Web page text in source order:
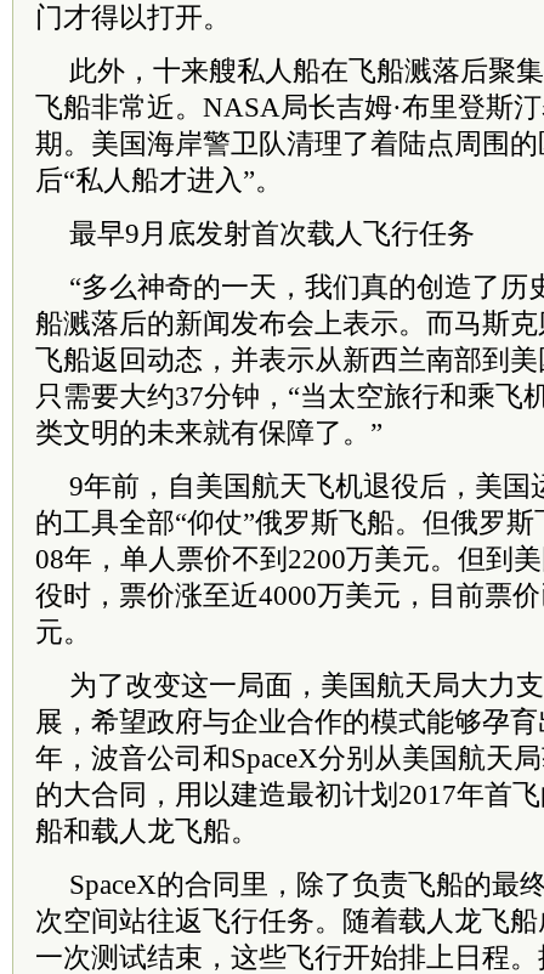
门才得以打开。
此外，十来艘私人船在飞船溅落后聚
飞船非常近。NASA局长吉姆·布里登斯
期。美国海岸警卫队清理了着陆点周围
后“私人船才进入”。
最早9月底发射首次载人飞行任务
“多么神奇的一天，我们真的创造了历
船溅落后的新闻发布会上表示。而马斯
飞船返回动态，并表示从新西兰南部到
只需要大约37分钟，“当太空旅行和乘飞
类文明的未来就有保障了。”
9年前，自美国航天飞机退役后，美国
的工具全部“仰仗”俄罗斯飞船。但俄罗
08年，单人票价不到2200万美元。但到
役时，票价涨至近4000万美元，目前票
元。
为了改变这一局面，美国航天局大力
展，希望政府与企业合作的模式能够孕
年，波音公司和SpaceX分别从美国航天
的大合同，用以建造最初计划2017年首
船和载人龙飞船。
SpaceX的合同里，除了负责飞船的最
次空间站往返飞行任务。随着载人龙飞
一次测试结束，这些飞行开始排上日程